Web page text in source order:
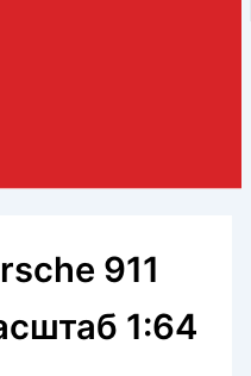
911
1:64